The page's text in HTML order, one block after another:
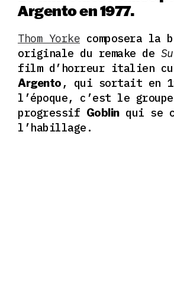
Argento en 1977.
Thom Yorke composera la
originale du remake de
film d’horreur italien
Argento , qui sortait en
l’époque, c’est le
progressif Goblinqui se
l’habillage.